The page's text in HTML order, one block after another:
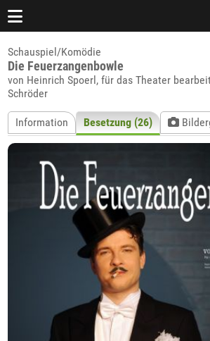
Schauspiel/Komödie
Die Feuerzangenbowle
von Heinrich Spoerl, für das Theater
Schröder
Information Besetzung (26)